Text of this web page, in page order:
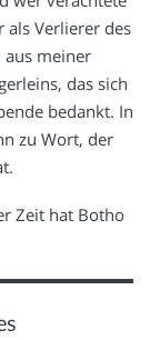
als Verlierer des
aus meiner
das sich
bedankt. In
zu Wort, der
Zeit hat Botho